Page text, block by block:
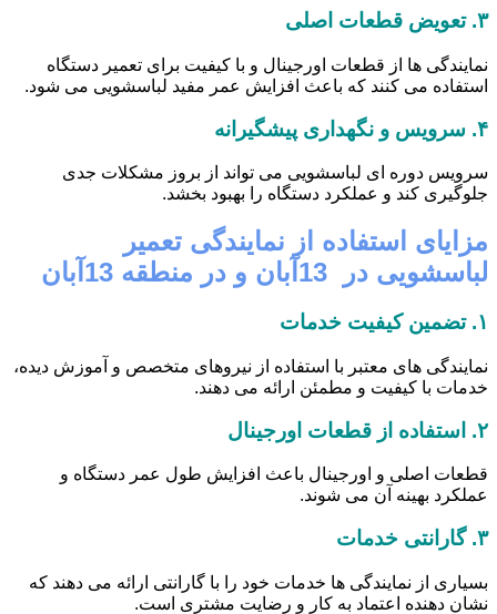
۳. تعویض قطعات اصلی
نمایندگی ها از قطعات اورجینال و با کیفیت برای تعمیر دستگاه
استفاده می کنند که باعث افزایش عمر مفید لباسشویی می شود.
۴. سرویس و نگهداری پیشگیرانه
سرویس دوره ای لباسشویی می تواند از بروز مشکلات جدی
جلوگیری کند و عملکرد دستگاه را بهبود بخشد.
مزایای استفاده از نمایندگی تعمیر
لباسشویی در 13آبان و در منطقه 13آبان
۱. تضمین کیفیت خدمات
نمایندگی های معتبر با استفاده از نیروهای متخصص و آموزش دیده،
خدمات با کیفیت و مطمئن ارائه می دهند.
۲. استفاده از قطعات اورجینال
قطعات اصلی و اورجینال باعث افزایش طول عمر دستگاه و
عملکرد بهینه آن می شوند.
۳. گارانتی خدمات
بسیاری از نمایندگی ها خدمات خود را با گارانتی ارائه می دهند که
نشان دهنده اعتماد به کار و رضایت مشتری است.